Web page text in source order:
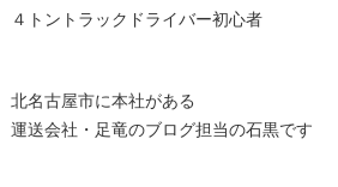
４トントラックドライバー初心者
北名古屋市に本社がある
運送会社・足竜のブログ担当の石黒です